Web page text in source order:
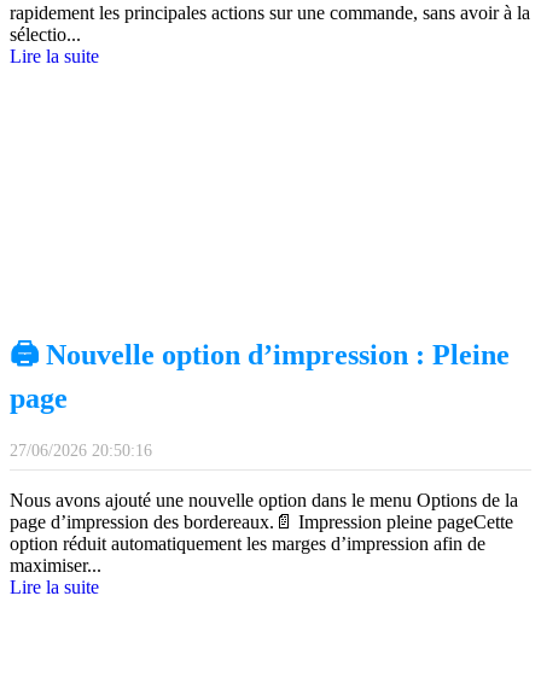
rapidement les principales actions sur une commande, sans avoir à la
sélectio...
Lire la suite
🖨️ Nouvelle option d’impression : Pleine
page
27/06/2026 20:50:16
Nous avons ajouté une nouvelle option dans le menu Options de la
page d’impression des bordereaux.📄 Impression pleine pageCette
option réduit automatiquement les marges d’impression afin de
maximiser...
Lire la suite